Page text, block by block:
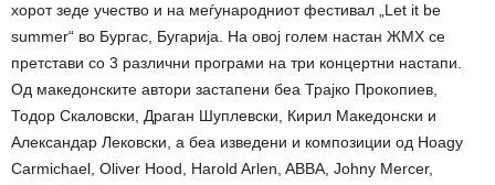
хорот зеде учество и на меѓународниот фестивал „Let it be
summer“ во Бургас, Бугарија. На овој голем настан ЖМХ се
претстави со 3 различни програми на три концертни настапи.
Од македонските автори застапени беа Трајко Прокопиев,
Тодор Скаловски, Драган Шуплевски, Кирил Македонски и
Александар Лековски, а беа изведени и композиции од Hoagy
Carmichael, Oliver Hood, Harold Arlen, ABBA, Johny Mercer,